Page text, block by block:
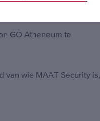
voorstellen aan 125
GO Atheneum te
wie MAAT Security is,